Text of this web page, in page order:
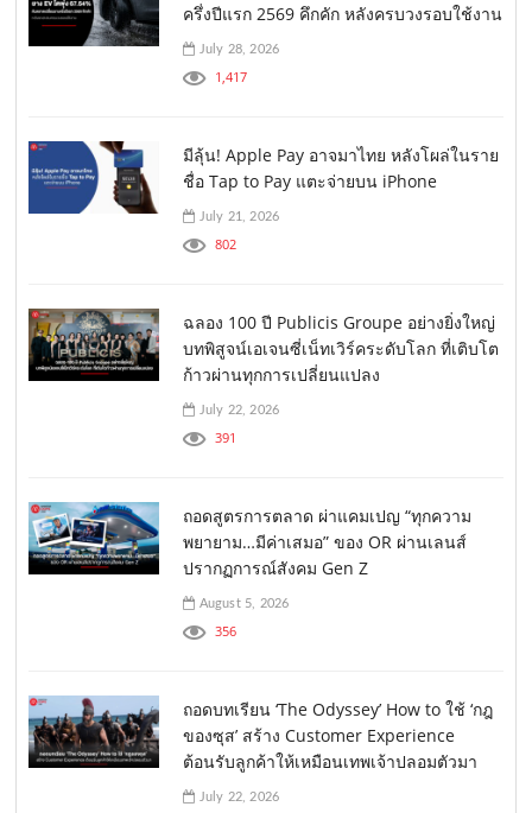
ครึ่งปีแรก 2569 คึกคัก หลังครบวงรอบใช้งาน
July 28, 2026
1,417
มีลุ้น! Apple Pay อาจมาไทย หลังโผล่ในราย
ชื่อ Tap to Pay แตะจ่ายบน iPhone
July 21, 2026
802
ฉลอง 100 ปี Publicis Groupe อย่างยิ่งใหญ่
บทพิสูจน์เอเจนซี่เน็ทเวิร์คระดับโลก ที่เติบโต
ก้าวผ่านทุกการเปลี่ยนแปลง
July 22, 2026
391
ถอดสูตรการตลาด ผ่าแคมเปญ “ทุกความ
พยายาม…มีค่าเสมอ” ของ OR ผ่านเลนส์
ปรากฏการณ์สังคม Gen Z
August 5, 2026
356
ถอดบทเรียน ‘The Odyssey’ How to ใช้ ‘กฎ
ของซุส’ สร้าง Customer Experience
ต้อนรับลูกค้าให้เหมือนเทพเจ้าปลอมตัวมา
July 22, 2026